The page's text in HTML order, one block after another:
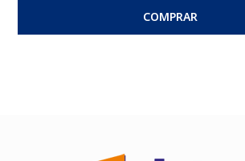
COMPRAR